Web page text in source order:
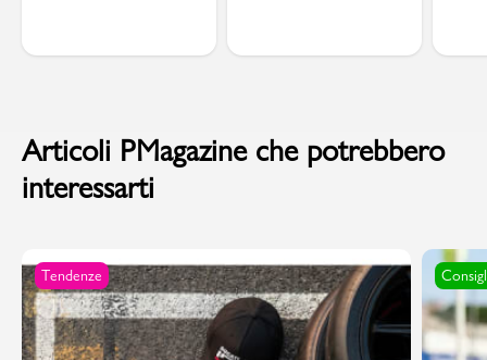
Articoli PMagazine che potrebbero
interessarti
Tendenze